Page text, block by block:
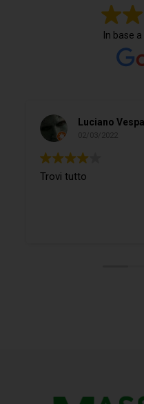
In base a
Luciano Vespa
02/03/2022
Trovi tutto